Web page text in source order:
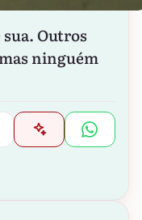
Outros
ninguém